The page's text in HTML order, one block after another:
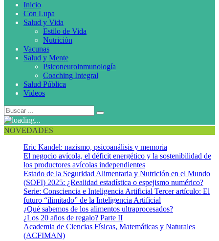
Inicio
Con Lupa
Salud y Vida
Estilo de Vida
Nutrición
Vacunas
Salud y Mente
Psiconeuroinmunología
Coaching Integral
Salud Pública
Videos
NOVEDADES
Eric Kandel: nazismo, psicoanálisis y memoria
El negocio avícola, el déficit energético y la sostenibilidad de
los productores avícolas independientes
Estado de la Seguridad Alimentaria y Nutrición en el Mundo
(SOFI) 2025: ¿Realidad estadística o espejismo numérico?
Serie: Consciencia e Inteligencia Artificial Tercer artículo: El
futuro “ilimitado” de la Inteligencia Artificial
¿Qué sabemos de los alimentos ultraprocesados?
¿Los 20 años de regalo? Parte II
Academia de Ciencias Físicas, Matemáticas y Naturales
(ACFIMAN)